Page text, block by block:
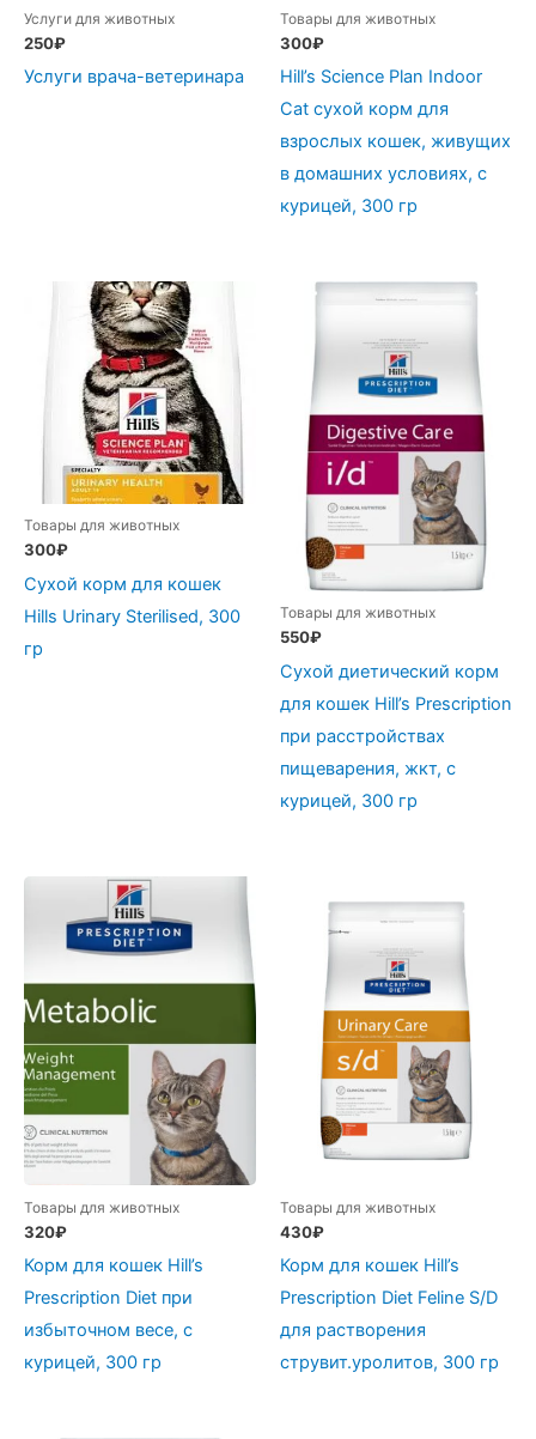
Услуги для животных
250₽
Услуги врача-ветеринара
Товары для животных
300₽
Hill’s Science Plan Indoor
Cat сухой корм для
взрослых кошек, живущих
в домашних условиях, с
курицей, 300 гр
Товары для животных
300₽
Сухой корм для кошек
Hills Urinary Sterilised, 300
гр
Товары для животных
550₽
Сухой диетический корм
для кошек Hill’s Prescription
при расстройствах
пищеварения, жкт, с
курицей, 300 гр
Товары для животных
320₽
Корм для кошек Hill’s
Prescription Diet при
избыточном весе, с
курицей, 300 гр
Товары для животных
430₽
Корм для кошек Hill’s
Prescription Diet Feline S/D
для растворения
струвит.уролитов, 300 гр